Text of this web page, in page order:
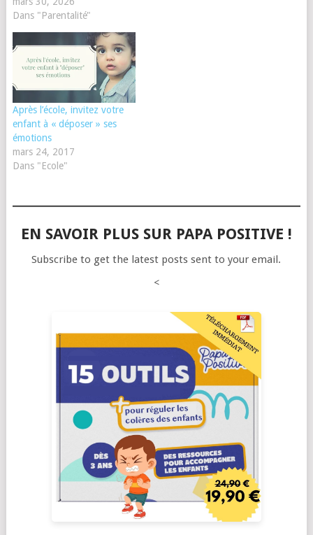
Dans "Parentalité"
Après l’école, invitez votre
enfant à « déposer » ses
émotions
mars 24, 2017
Dans "Ecole"
EN SAVOIR PLUS SUR PAPA POSITIVE !
Subscribe to get the latest posts sent to your email.
<